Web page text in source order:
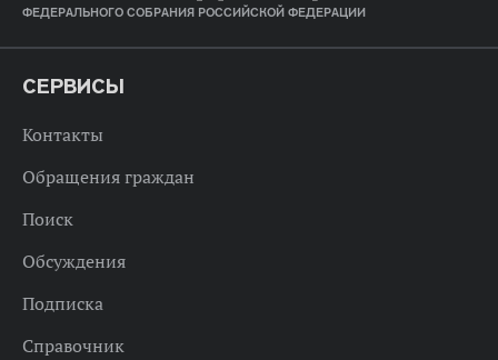
ФЕДЕРАЛЬНОГО СОБРАНИЯ РОССИЙСКОЙ ФЕДЕРАЦИИ
СЕРВИСЫ
Контакты
Обращения граждан
Поиск
Обсуждения
Подписка
Справочник